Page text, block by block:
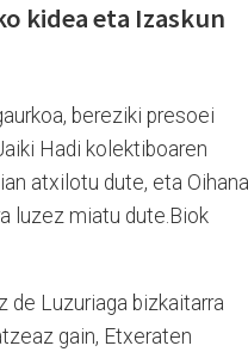
kidea eta Izaskun
bereziki presoei
Hadi kolektiboaren
atxilotu dute, eta Oihana
luzez miatu dute.Biok
de Luzuriaga bizkaitarra
gain, Etxeraten